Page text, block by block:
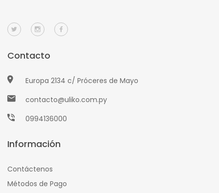
Contacto
Europa 2134 c/ Próceres de Mayo
contacto@uliko.com.py
0994136000
Información
Contáctenos
Métodos de Pago